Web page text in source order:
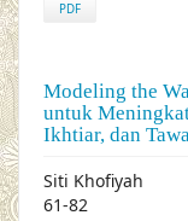
PDF
Modeling the
untuk
Ikhtiar, dan
Siti Khofiyah
61-82